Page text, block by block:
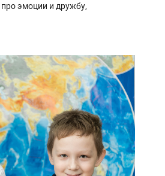
эмоции и дружбу,